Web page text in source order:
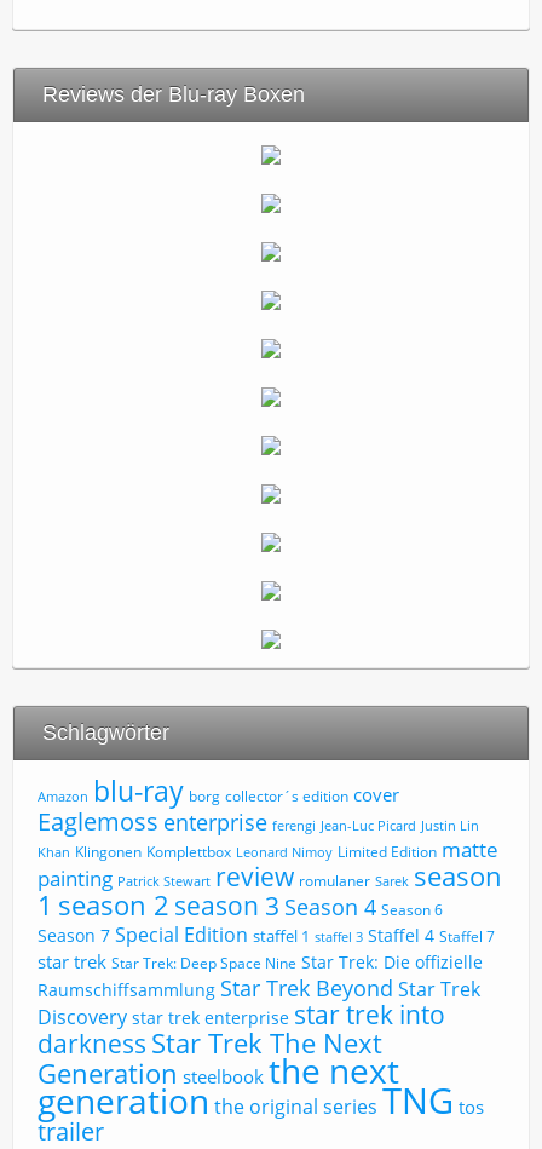
Reviews der Blu-ray Boxen
Schlagwörter
Amazon blu-ray borg collector´s edition cover
Eaglemoss enterprise ferengi Jean-Luc Picard Justin Lin
Khan Klingonen Komplettbox Leonard Nimoy Limited Edition matte
painting Patrick Stewart review romulaner Sarek season
1 season 2 season 3 Season 4 Season 6
Season 7 Special Edition staffel 1 staffel 3 Staffel 4 Staffel 7
star trek Star Trek: Deep Space Nine Star Trek: Die offizielle
Raumschiffsammlung Star Trek Beyond Star Trek
Discovery star trek enterprise star trek into
darkness Star Trek The Next
Generation steelbook the next
generation the original series TNG tos
trailer